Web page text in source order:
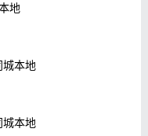
地
本地
本地